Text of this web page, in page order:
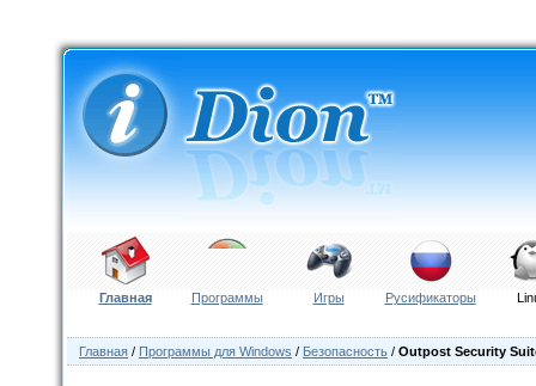
Главная Программы Игры Русификаторы
Главная / Программы для Windows / Безопасность / Outpost Security